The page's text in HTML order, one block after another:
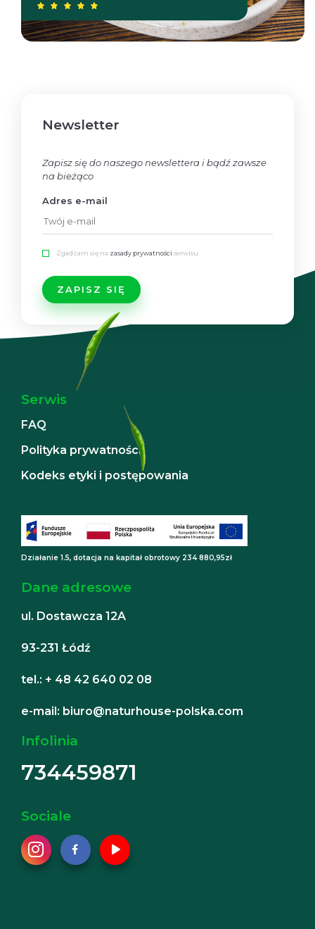
Newsletter
Zapisz się do naszego newslettera i bądź zawsze
na bieżąco
Adres e-mail
Zgadzam się na zasady prywatności serwisu
Serwis
FAQ
Polityka prywatności
Kodeks etyki i postępowania
Działanie 1.5, dotacja na kapitał obrotowy 234 880,95zł
Dane adresowe
ul. Dostawcza 12A
93-231 Łódź
tel.: + 48 42 640 02 08
e-mail: biuro@naturhouse-polska.com
Infolinia
734459871
Sociale